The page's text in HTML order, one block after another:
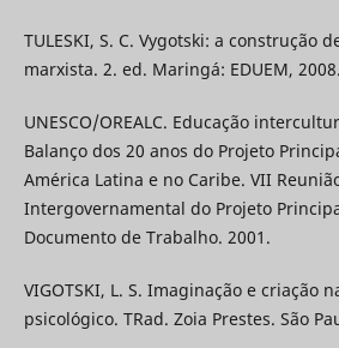
TULESKI, S. C. Vygotski: a construção
marxista. 2. ed. Maringá: EDUEM, 2008.
UNESCO/OREALC. Educação
Balanço dos 20 anos do Projeto
América Latina e no Caribe. VII
Intergovernamental do Projeto
Documento de Trabalho. 2001.
VIGOTSKI, L. S. Imaginação e criação
psicológico. TRad. Zoia Prestes. São